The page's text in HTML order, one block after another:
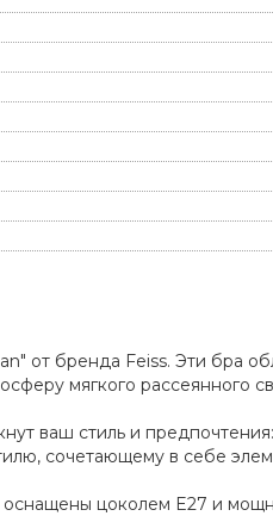
от бренда Feiss. Эти бра
мягкого рассеянного
ваш стиль и
сочетающему в себе
цоколем E27 и